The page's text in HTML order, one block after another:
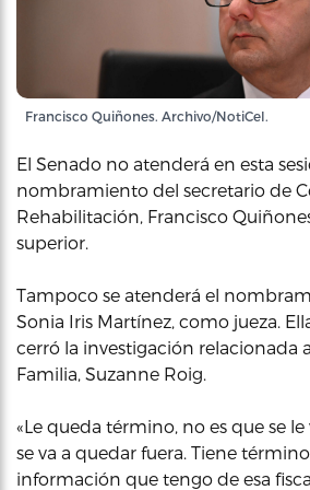
Francisco Quiñones. Archivo/NotiCel.
El Senado no atenderá en esta
nombramiento del secretario de
Rehabilitación, Francisco
superior.
Tampoco se atenderá el
Sonia Iris Martínez, como jueza.
cerró la investigación relacionada
Familia, Suzanne Roig.
«Le queda término, no es que se
se va a quedar fuera. Tiene
información que tengo de esa